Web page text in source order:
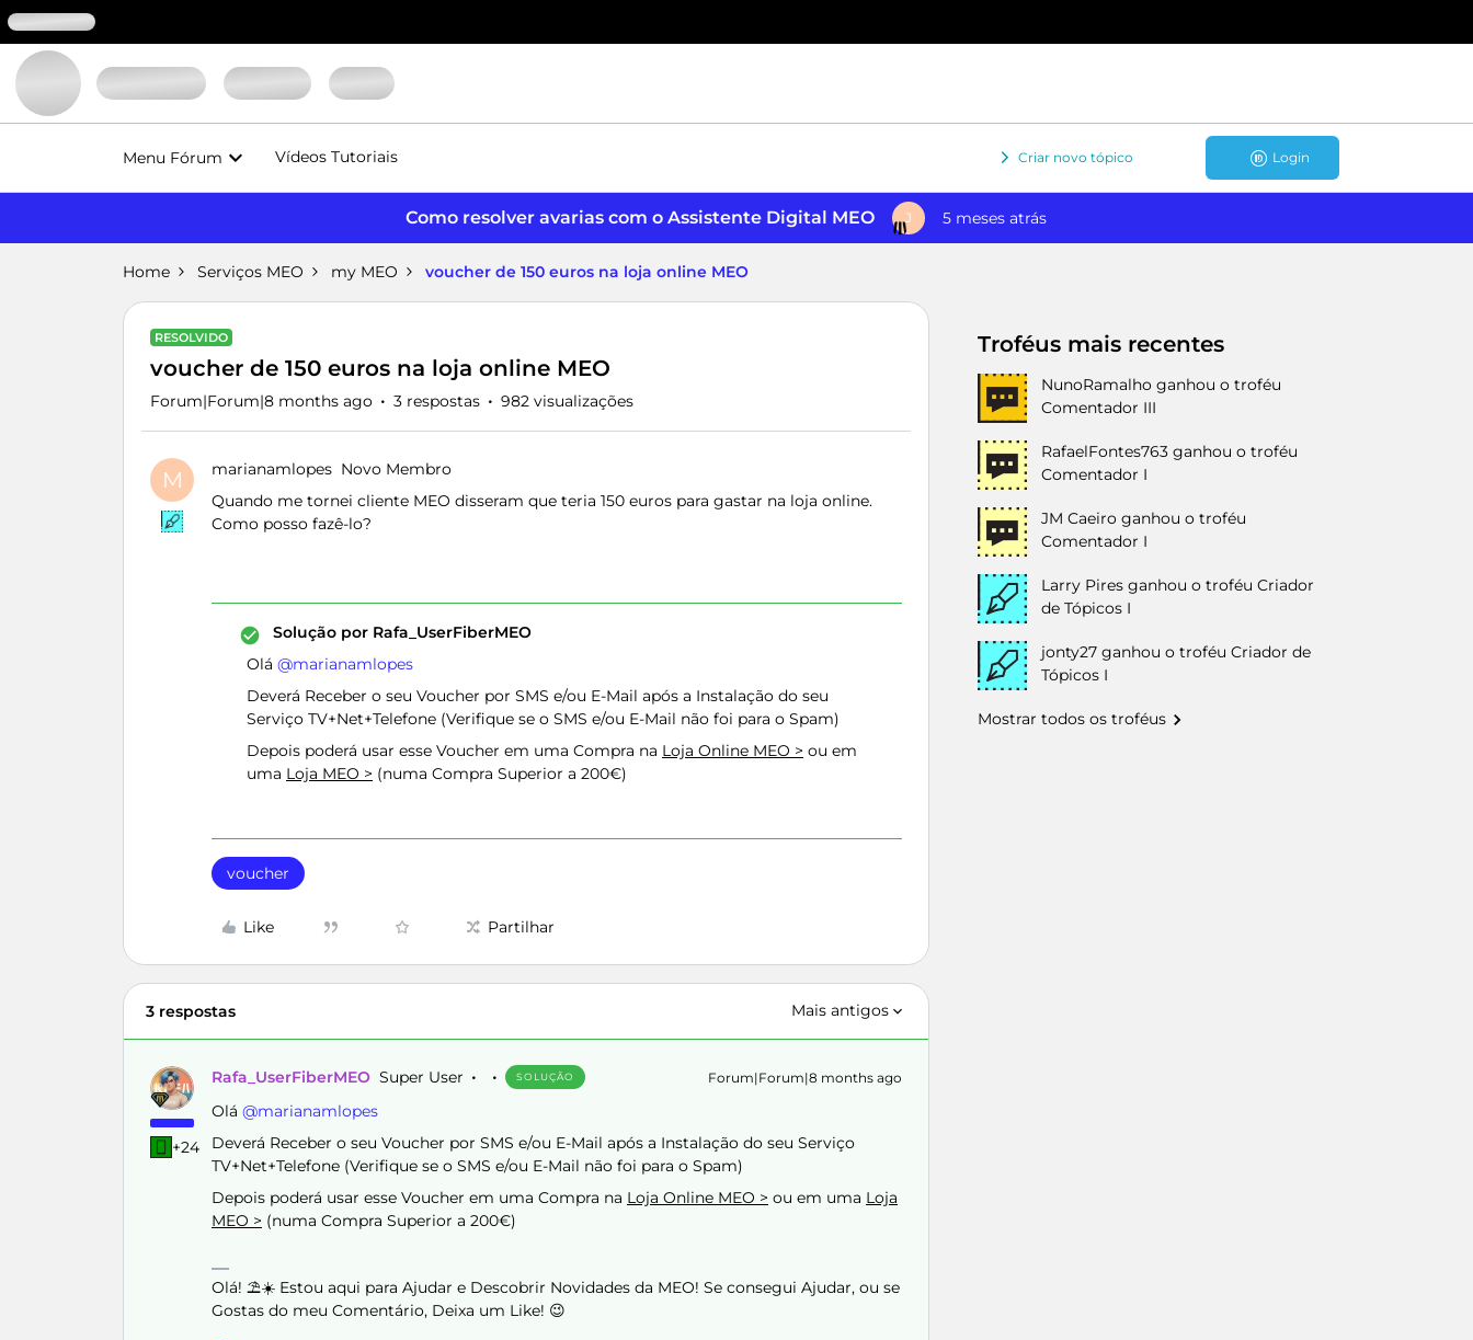
Menu Fórum Vídeos Tutoriais Criar novo tópico Login
Como resolver avarias com o Assistente Digital MEO J 5 meses atrás
Home Serviços MEO my MEO voucher de 150 euros na loja online MEO
RESOLVIDO
voucher de 150 euros na loja online MEO
Forum|Forum|8 months ago 3 respostas 982 visualizações
M marianamlopes Novo Membro
Quando me tornei cliente MEO disseram que teria 150 euros para gastar na loja online.
Como posso fazê-lo?
Solução por Rafa_UserFiberMEO
Olá ​ @marianamlopes
Deverá Receber o seu Voucher por SMS e/ou E-Mail após a Instalação do seu
Serviço TV+Net+Telefone (Verifique se o SMS e/ou E-Mail não foi para o Spam)
Depois poderá usar esse Voucher em uma Compra na Loja Online MEO > ou em
uma Loja MEO > (numa Compra Superior a 200€)
voucher
Like Partilhar
3 respostas Mais antigos
+24
Rafa_UserFiberMEO Super User SOLUÇÃO Forum|Forum|8 months ago
Olá ​ @marianamlopes
Deverá Receber o seu Voucher por SMS e/ou E-Mail após a Instalação do seu Serviço
TV+Net+Telefone (Verifique se o SMS e/ou E-Mail não foi para o Spam)
Depois poderá usar esse Voucher em uma Compra na Loja Online MEO > ou em uma Loja
MEO > (numa Compra Superior a 200€)
Olá! ⛱️☀️ Estou aqui para Ajudar e Descobrir Novidades da MEO! Se consegui Ajudar, ou se
Gostas do meu Comentário, Deixa um Like! 😉
Troféus mais recentes
NunoRamalho ganhou o troféu
Comentador III
RafaelFontes763 ganhou o troféu
Comentador I
JM Caeiro ganhou o troféu
Comentador I
Larry Pires ganhou o troféu Criador
de Tópicos I
jonty27 ganhou o troféu Criador de
Tópicos I
Mostrar todos os troféus